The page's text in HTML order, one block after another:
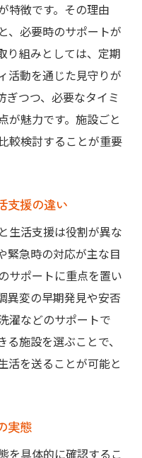
特徴です。その理由
、必要時のサポートが
り組みとしては、定期
活動を通じた見守りが
ぎつつ、必要なタイミ
が魅力です。施設ごと
較検討することが重要
支援の違い
生活支援は役割が異な
緊急時の対応が主な目
サポートに重点を置い
異変の早期発見や安否
濯などのサポートで
施設を選ぶことで、
活を送ることが可能と
実態
を具体的に確認するこ